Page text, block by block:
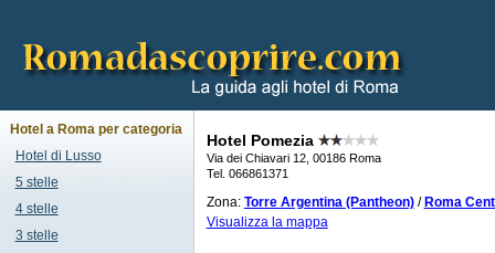
Hotel Pomezia
Via dei Chiavari 12, 00186 Roma
Tel. 066861371
Zona: Torre Argentina (Pantheon)/ Roma
Visualizza la mappa
Hotel a Roma per categoria
Hotel di Lusso
5 stelle
4 stelle
3 stelle